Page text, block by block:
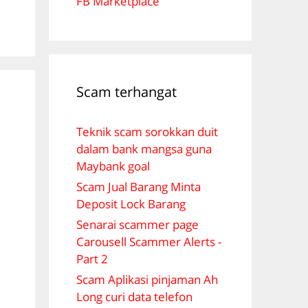
Scam terhangat
Teknik scam sorokkan duit
dalam bank mangsa guna
Maybank goal
Scam Jual Barang Minta
Deposit Lock Barang
Senarai scammer page
Carousell Scammer Alerts -
Part 2
Scam Aplikasi pinjaman Ah
Long curi data telefon